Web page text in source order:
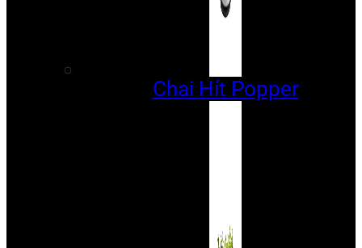
Chai Hít Popper